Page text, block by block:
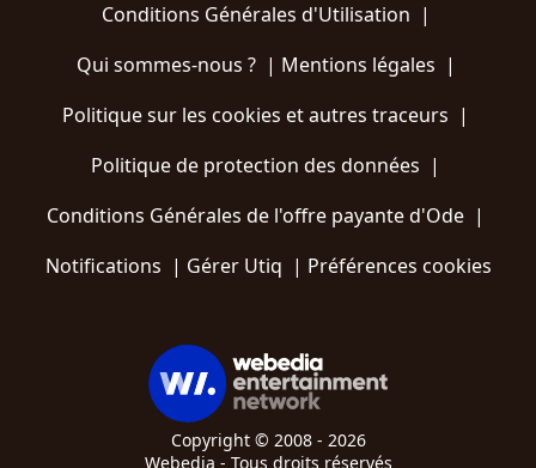
Conditions Générales d'Utilisation |
Qui sommes-nous ?| Mentions légales |
Politique sur les cookies et autres traceurs |
Politique de protection des données |
Conditions Générales de l'offre payante d'Ode |
Notifications | Gérer Utiq | Préférences cookies
Copyright © 2008 - 2026
Webedia - Tous droits réservés